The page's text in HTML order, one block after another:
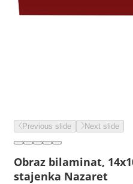
Previous slide Next slide
Obraz bilaminat,
stajenka Nazaret